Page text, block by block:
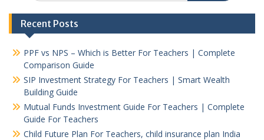
Recent Posts
PPF vs NPS – Which is Better For Teachers | Complete
Comparison Guide
SIP Investment Strategy For Teachers | Smart Wealth
Building Guide
Mutual Funds Investment Guide For Teachers | Complete
Guide For Teachers
Child Future Plan For Teachers, child insurance plan India